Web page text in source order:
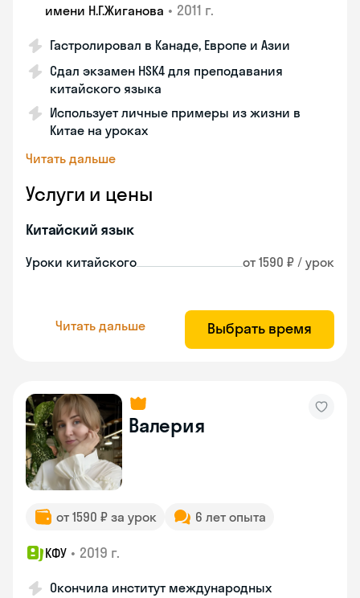
имени Н.Г.Жиганова • 2011 г.
Гастролировал в Канаде, Европе и Азии
Сдал экзамен HSK4 для преподавания
китайского языка
Использует личные примеры из жизни в
Китае на уроках
Читать дальше
Услуги и цены
Китайский язык
Уроки китайского от 1590 ₽ / урок
Читать дальше Выбрать время
Валерия
от 1590 ₽ за урок 6 лет опыта
КФУ • 2019 г.
Окончила институт международных